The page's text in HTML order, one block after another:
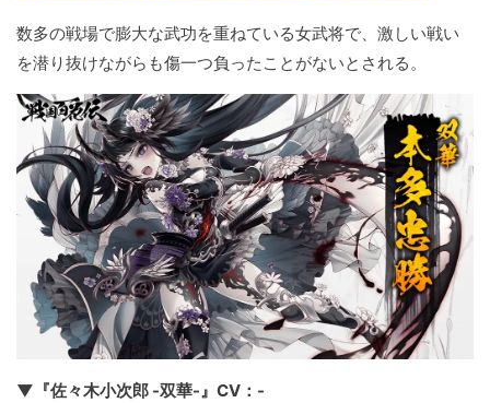
数多の戦場で膨大な武功を重ねている女武将で、激しい戦い
を潜り抜けながらも傷一つ負ったことがないとされる。
▼『佐々木小次郎 -双華-』CV：-